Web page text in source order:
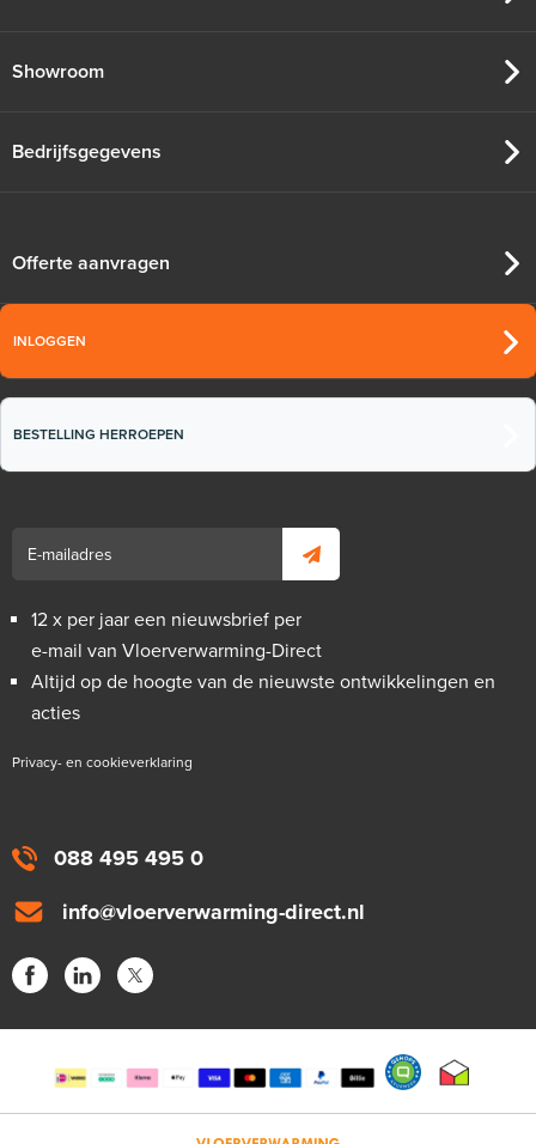
088 495 495 0
info@vloerverwarming-direct.nl
Showroom
Bedrijfsgegevens
Offerte aanvragen
INLOGGEN
BESTELLING HERROEPEN
12 x per jaar een nieuwsbrief per
e-mail van Vloerverwarming-Direct
Altijd op de hoogte van de nieuwste ontwikkelingen en
acties
Privacy- en cookieverklaring